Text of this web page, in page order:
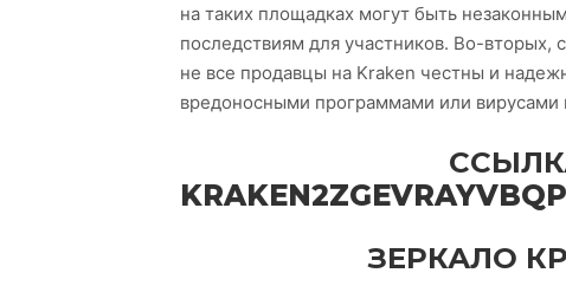
на таких площадках могут быть
последствиям для участников. Во-вторых,
не все продавцы на Kraken честны и
вредоносными программами или
ЗЕРКАЛО